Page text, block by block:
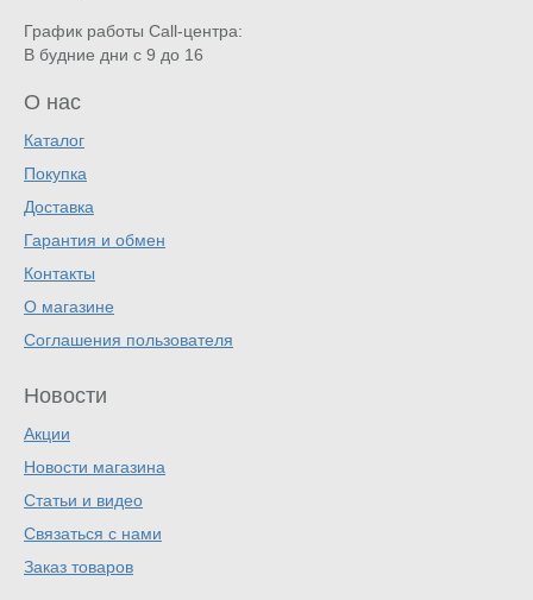
График работы Call-центра:
В будние дни с 9 до 16
О нас
Каталог
Покупка
Доставка
Гарантия и обмен
Контакты
О магазине
Соглашения пользователя
Новости
Акции
Новости магазина
Статьи и видео
Связаться с нами
Заказ товаров